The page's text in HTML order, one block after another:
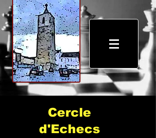
Cercle
d'Echecs